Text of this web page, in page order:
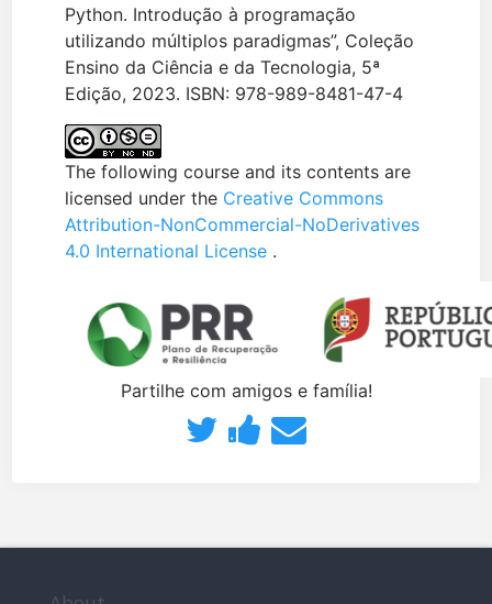
Python. Introdução à programação
utilizando múltiplos paradigmas”, Coleção
Ensino da Ciência e da Tecnologia, 5ª
Edição, 2023. ISBN: 978-989-8481-47-4
The following course and its contents are
licensed under the Creative Commons
Attribution-NonCommercial-NoDerivatives
4.0 International License .
Partilhe com amigos e família!
Partilhe
Publique
Envie